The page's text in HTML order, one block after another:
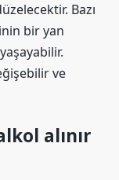
Bazı
bir yan
ve
alınır